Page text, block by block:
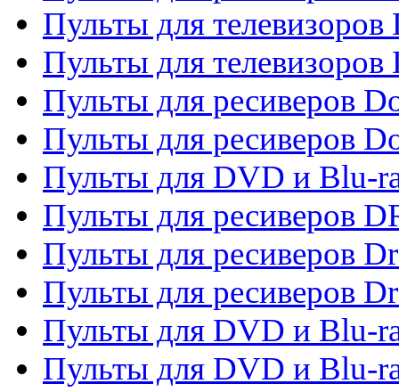
Пульты для телевизоров
Пульты для
Пульты для ресиверов
Пульты для ресиверов
Пульты для DVD и Blu-
Пульты для ресиверов
Пульты для ресиверов
Пульты для ресиверов
Пульты для DVD и Blu-
Пульты для DVD и Blu-